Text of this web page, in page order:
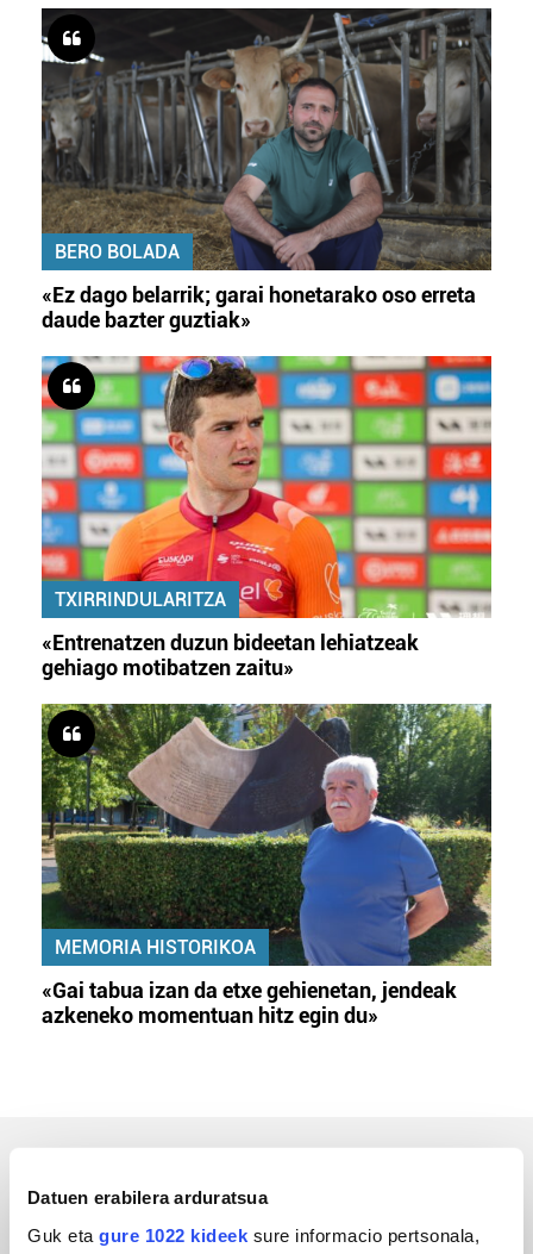
Datuen erabilera arduratsua
Guk eta gure 1022 kideek sure informacio pertsonala,
BERO BOLADA
«Ez dago belarrik; garai honetarako oso erreta
daude bazter guztiak»
TXIRRINDULARITZA
«Entrenatzen duzun bideetan lehiatzeak
gehiago motibatzen zaitu»
MEMORIA HISTORIKOA
«Gai tabua izan da etxe gehienetan, jendeak
azkeneko momentuan hitz egin du»